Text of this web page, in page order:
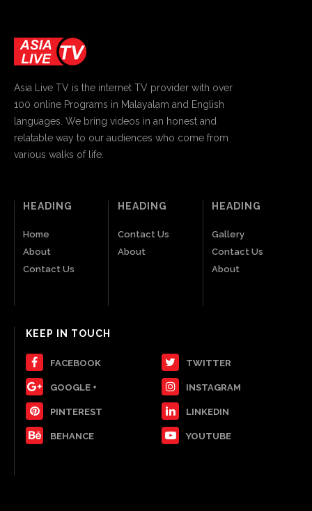
Asia Live TV is the internet TV provider with over
100 online Programs in Malayalam and English
languages. We bring videos in an honest and
relatable way to our audiences who come from
various walks of life.
HEADING
Home
About
Contact Us
HEADING
Contact Us
About
HEADING
Gallery
Contact Us
About
KEEP IN TOUCH
FACEBOOK TWITTER
GOOGLE + INSTAGRAM
PINTEREST LINKEDIN
BEHANCE YOUTUBE